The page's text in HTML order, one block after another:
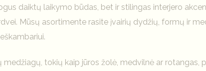
daiktų laikymo būdas, bet ir stilingas interjero
Mūsų asortimente rasite įvairių dydžių, formų ir
medžiagų, tokių kaip jūros žolė, medvilnė ar